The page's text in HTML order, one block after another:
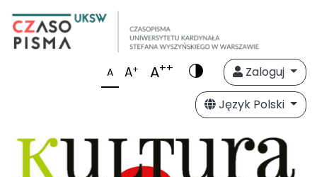
A A+ A++
Zaloguj
Język Polski